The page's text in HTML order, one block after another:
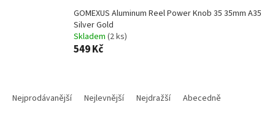
GOMEXUS Aluminum Reel Power Knob 35 35mm A35
Silver Gold
Skladem (2 ks)
549 Kč
Nejprodávanější Nejlevnější Nejdražší Abecedně